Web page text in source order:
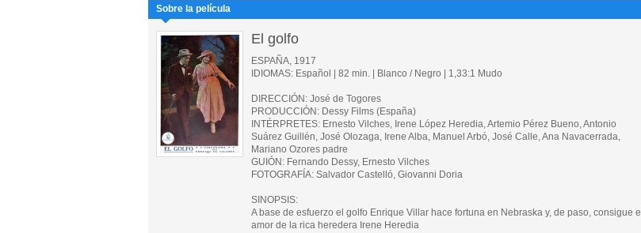
Sobre la película
El golfo
ESPAÑA, 1917
IDIOMAS: Español | 82 min. | Blanco / Negro | 1,33:1 Mudo
DIRECCIÓN: José de Togores
PRODUCCIÓN: Dessy Films (España)
INTÉRPRETES: Ernesto Vilches, Irene López Heredia, Artemio Pérez Bueno, Antonio
Suárez Guillén, José Olozaga, Irene Alba, Manuel Arbó, José Calle, Ana Navacerrada,
Mariano Ozores padre
GUIÓN: Fernando Dessy, Ernesto Vilches
FOTOGRAFÍA: Salvador Castelló, Giovanni Doria
SINOPSIS:
A base de esfuerzo el golfo Enrique Villar hace fortuna en Nebraska y, de paso, consigue el
amor de la rica heredera Irene Heredia